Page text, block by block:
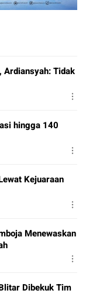
Ardiansyah: Tidak
hingga 140
Kejuaraan
Menewaskan
Dibekuk Tim